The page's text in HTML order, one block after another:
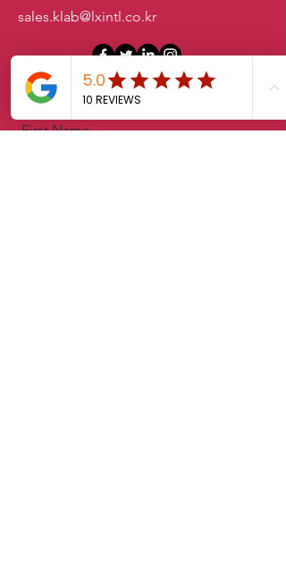
sales.klab@lxintl.co.kr
First Name